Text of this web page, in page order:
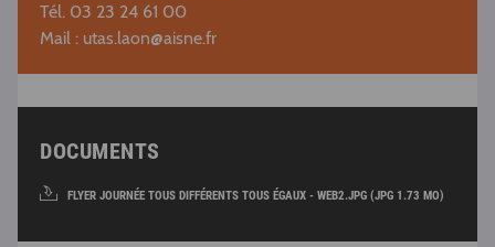
Tél. 03 23 24 61 00
Mail : utas.laon@aisne.fr
DOCUMENTS
FLYER JOURNÉE TOUS DIFFÉRENTS TOUS ÉGAUX - WEB2.JPG (JPG 1.73 MO)